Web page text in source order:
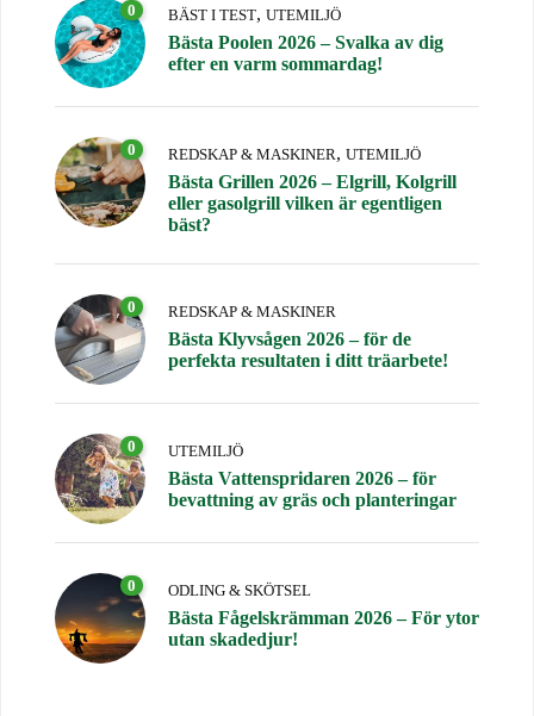
0 BÄST I TEST, UTEMILJÖ
Bästa Poolen 2026 – Svalka av dig
efter en varm sommardag!
0 REDSKAP & MASKINER, UTEMILJÖ
Bästa Grillen 2026 – Elgrill, Kolgrill
eller gasolgrill vilken är egentligen
bäst?
0 REDSKAP & MASKINER
Bästa Klyvsågen 2026 – för de
perfekta resultaten i ditt träarbete!
0 UTEMILJÖ
Bästa Vattenspridaren 2026 – för
bevattning av gräs och planteringar
0 ODLING & SKÖTSEL
Bästa Fågelskrämman 2026 – För ytor
utan skadedjur!